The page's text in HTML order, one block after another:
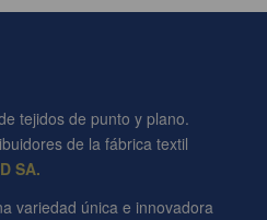
tejidos de punto y plano.
de la fábrica textil
SA.
variedad única e innovadora